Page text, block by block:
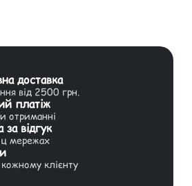
доставка
від 2500 грн.
платіж
отриманні
відгук
мережах
клієнту